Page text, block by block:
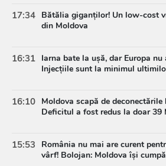
17:34 Bătălia giganților! Un low-cost
din Moldova
16:31 Iarna bate la ușă, dar Europa
Injecțiile sunt la minimul
16:10 Moldova scapă de deconectările
Deficitul a fost redus la doar 39
15:53
România nu mai are curent
vârf! Bolojan: Moldova își